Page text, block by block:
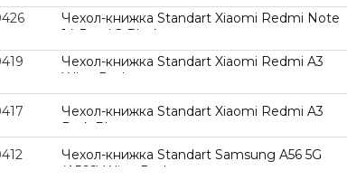
Чехол-книжка Standart Xiaomi Redmi Note
14 Pro 4G Black
Чехол-книжка Standart Xiaomi Redmi A3
Wine Red
Чехол-книжка Standart Xiaomi Redmi A3
Dark Blue
Чехол-книжка Standart Samsung A56 5G
(A566) Wine Red